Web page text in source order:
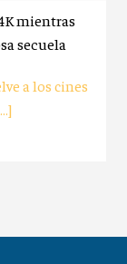
mientras
secuela
a los cines